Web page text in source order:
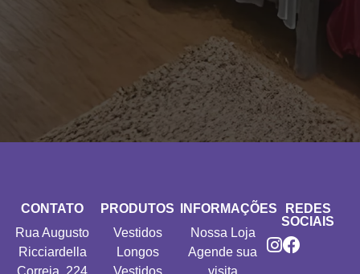
CONTATO
Rua Augusto
Ricciardella
PRODUTOS
Vestidos
Longos
INFORMAÇÕES
Nossa Loja
Agende sua
REDES
SOCIAIS